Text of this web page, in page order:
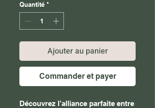
Quantité *
Ajouter au panier
Commander et payer
Découvrez l’alliance parfaite entre